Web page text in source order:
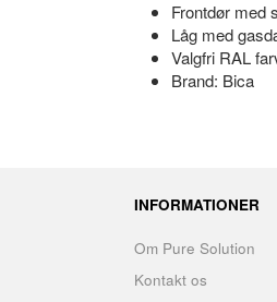
Frontdør med
Låg med
Valgfri RAL
Brand: Bica
INFORMATIONER
Om Pure Solution
Kontakt os